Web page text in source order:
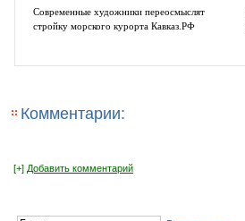
Cовременные художники переосмыслят
cтройку морского курорта Кавказ.РФ
Комментарии:
[+] Добавить комментарий